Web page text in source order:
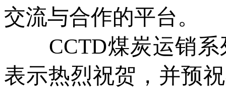
交流与合作的平台。
CCTD煤炭运销系
表示热烈祝贺，并预